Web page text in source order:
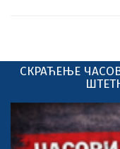
СКРАЋЕЊЕ